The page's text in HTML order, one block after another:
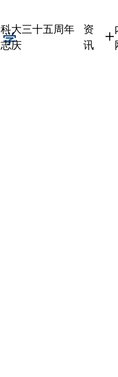
科大三十五周年
志庆
资
讯